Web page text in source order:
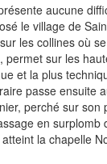
aucune
le village de
les collines où
permet sur les
et la plus
passe ensuite
perché sur son
en surplomb
la chapelle